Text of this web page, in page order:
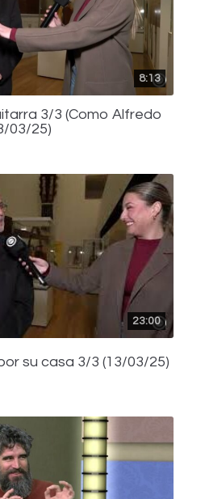
8:13
3/3 (Como Alfredo
03/25)
23:00
su casa 3/3 (13/03/25)